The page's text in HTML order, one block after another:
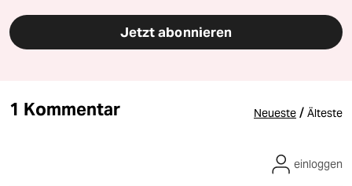
Jetzt abonnieren
1 Kommentar Neueste / Älteste
einloggen